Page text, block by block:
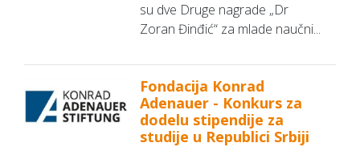
su dve Druge nagrade „Dr
Zoran Đinđić“ za mlade naučni...
Fondacija Konrad
Adenauer - Konkurs za
dodelu stipendije za
studije u Republici Srbiji